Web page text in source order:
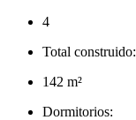
4
Total construido:
142 m²
Dormitorios: